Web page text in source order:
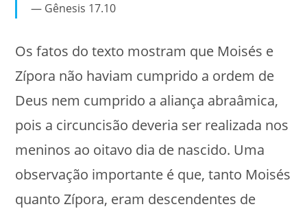
Gênesis 17.10
Os fatos do texto mostram que Moisés e
Zípora não haviam cumprido a ordem de
Deus nem cumprido a aliança abraâmica,
pois a circuncisão deveria ser realizada nos
meninos ao oitavo dia de nascido. Uma
observação importante é que, tanto Moisés
quanto Zípora, eram descendentes de